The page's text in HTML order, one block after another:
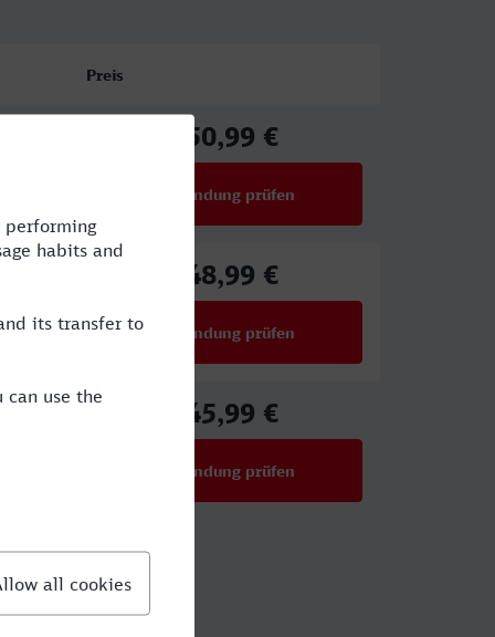
Preis
50,99 €
Verbindung prüfen
48,99 €
Verbindung prüfen
45,99 €
Verbindung prüfen